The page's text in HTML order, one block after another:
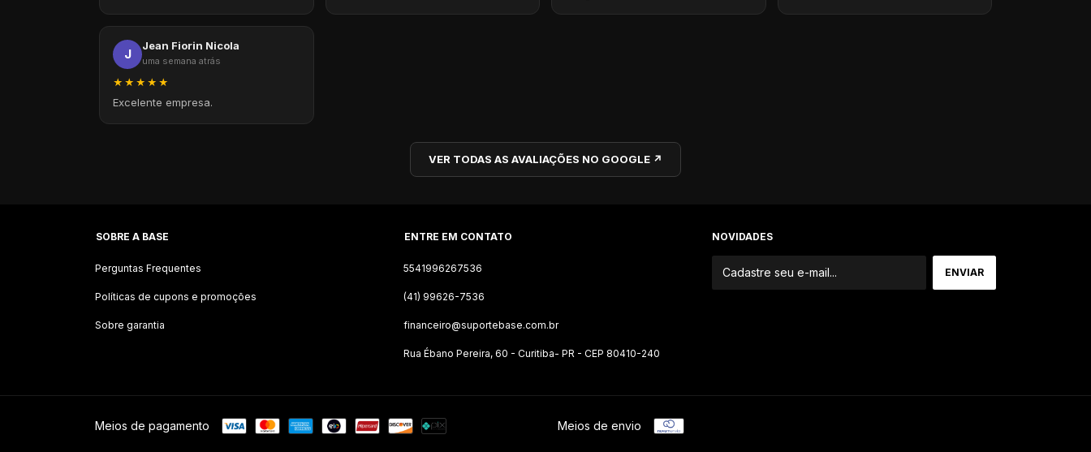
Obrigado
J
Jean Fiorin Nicola
uma semana atrás
★★★★★
Excelente empresa.
VER TODAS AS AVALIAÇÕES NO GOOGLE ↗
SOBRE A BASE
Perguntas Frequentes
Políticas de cupons e promoções
Sobre garantia
ENTRE EM CONTATO
5541996267536
(41) 99626-7536
financeiro@suportebase.com.br
Rua Ébano Pereira, 60 - Curitiba- PR - CEP 80410-240
NOVIDADES
Meios de pagamento Meios de envio